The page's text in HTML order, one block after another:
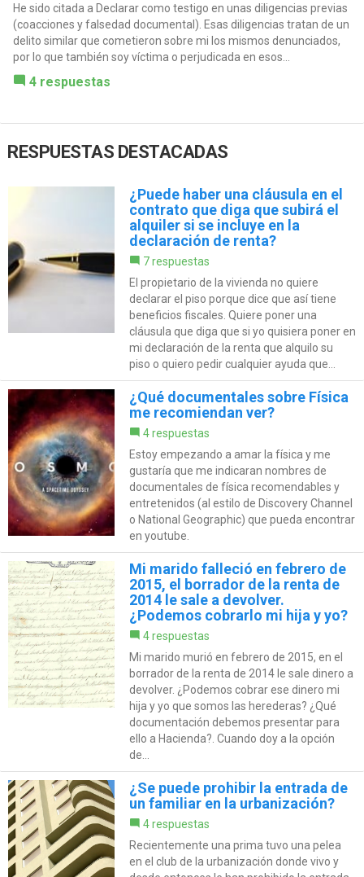
He sido citada a Declarar como testigo en unas diligencias previas
(coacciones y falsedad documental). Esas diligencias tratan de un
delito similar que cometieron sobre mi los mismos denunciados,
por lo que también soy víctima o perjudicada en esos...
4 respuestas
RESPUESTAS DESTACADAS
¿Puede haber una cláusula en el
contrato que diga que subirá el
alquiler si se incluye en la
declaración de renta?
7 respuestas
El propietario de la vivienda no quiere
declarar el piso porque dice que así tiene
beneficios fiscales. Quiere poner una
cláusula que diga que si yo quisiera poner en
mi declaración de la renta que alquilo su
piso o quiero pedir cualquier ayuda que...
¿Qué documentales sobre Física
me recomiendan ver?
4 respuestas
Estoy empezando a amar la física y me
gustaría que me indicaran nombres de
documentales de física recomendables y
entretenidos (al estilo de Discovery Channel
o National Geographic) que pueda encontrar
en youtube.
Mi marido falleció en febrero de
2015, el borrador de la renta de
2014 le sale a devolver.
¿Podemos cobrarlo mi hija y yo?
4 respuestas
Mi marido murió en febrero de 2015, en el
borrador de la renta de 2014 le sale dinero a
devolver. ¿Podemos cobrar ese dinero mi
hija y yo que somos las herederas? ¿Qué
documentación debemos presentar para
ello a Hacienda?. Cuando doy a la opción
de...
¿Se puede prohibir la entrada de
un familiar en la urbanización?
4 respuestas
Recientemente una prima tuvo una pelea
en el club de la urbanización donde vivo y